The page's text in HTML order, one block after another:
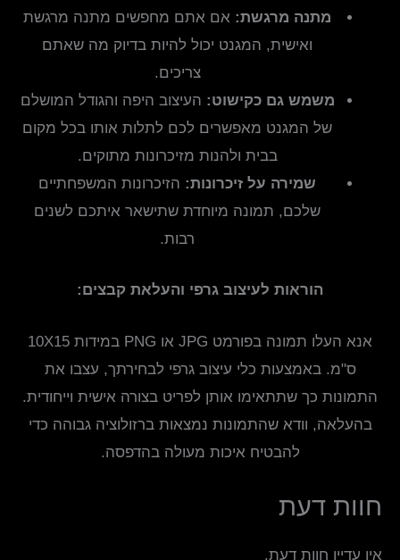
מתנה מרגשת: אם אתם מחפשים מתנה מרגשת
ואישית, המגנט יכול להיות בדיוק מה שאתם
צריכים.
משמש גם כקישוט: העיצוב היפה והגודל המושלם
של המגנט מאפשרים לכם לתלות אותו בכל מקום
בבית ולהנות מזיכרונות מתוקים.
שמירה על זיכרונות: הזיכרונות המשפחתיים
שלכם, תמונה מיוחדת שתישאר איתכם לשנים
רבות.
הוראות לעיצוב גרפי והעלאת קבצים:
אנא העלו תמונה בפורמט JPG או PNG במידות 10X15
ס"מ. באמצעות כלי עיצוב גרפי לבחירתך, עצבו את
התמונות כך שתתאימו אותן לפריט בצורה אישית וייחודית.
בהעלאה, וודא שהתמונות נמצאות ברזולוציה גבוהה כדי
להבטיח איכות מעולה בהדפסה.
חוות דעת
אין עדיין חוות דעת.